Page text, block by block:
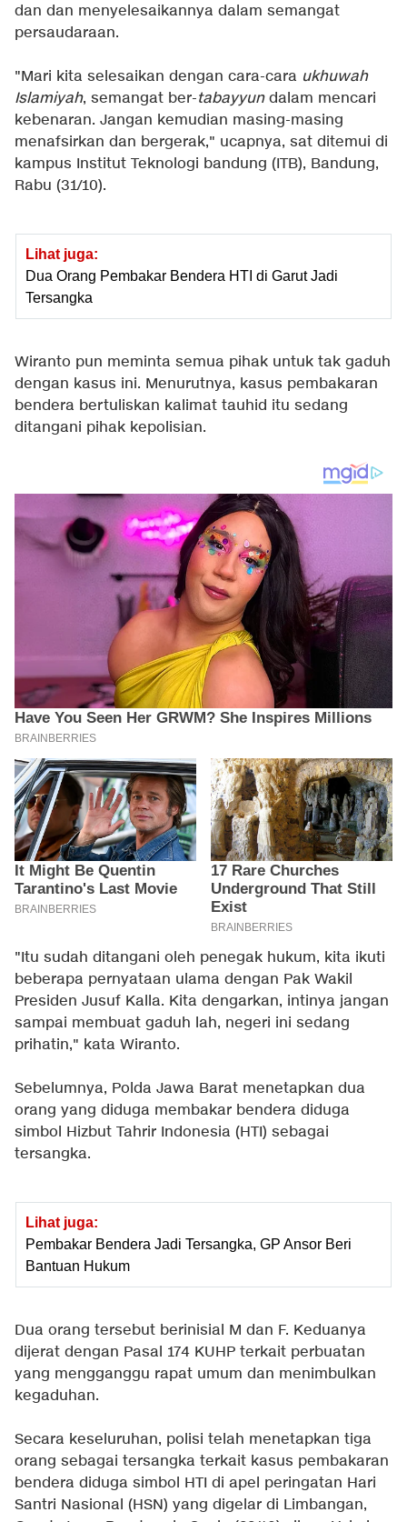
dan dan menyelesaikannya dalam semangat
persaudaraan.
"Mari kita selesaikan dengan cara-cara ukhuwah
Islamiyah, semangat ber-tabayyundalam mencari
kebenaran. Jangan kemudian masing-masing
menafsirkan dan bergerak," ucapnya, sat ditemui di
kampus Institut Teknologi bandung (ITB), Bandung,
Rabu (31/10).
Lihat juga:
Dua Orang Pembakar Bendera HTI di Garut Jadi
Tersangka
Wiranto pun meminta semua pihak untuk tak gaduh
dengan kasus ini. Menurutnya, kasus pembakaran
bendera bertuliskan kalimat tauhid itu sedang
ditangani pihak kepolisian.
"Itu sudah ditangani oleh penegak hukum, kita ikuti
beberapa pernyataan ulama dengan Pak Wakil
Presiden Jusuf Kalla. Kita dengarkan, intinya jangan
sampai membuat gaduh lah, negeri ini sedang
prihatin," kata Wiranto.
Sebelumnya, Polda Jawa Barat menetapkan dua
orang yang diduga membakar bendera diduga
simbol Hizbut Tahrir Indonesia (HTI) sebagai
tersangka.
Lihat juga:
Pembakar Bendera Jadi Tersangka, GP Ansor Beri
Bantuan Hukum
Dua orang tersebut berinisial M dan F. Keduanya
dijerat dengan Pasal 174 KUHP terkait perbuatan
yang mengganggu rapat umum dan menimbulkan
kegaduhan.
Secara keseluruhan, polisi telah menetapkan tiga
orang sebagai tersangka terkait kasus pembakaran
bendera diduga simbol HTI di apel peringatan Hari
Santri Nasional (HSN) yang digelar di Limbangan,